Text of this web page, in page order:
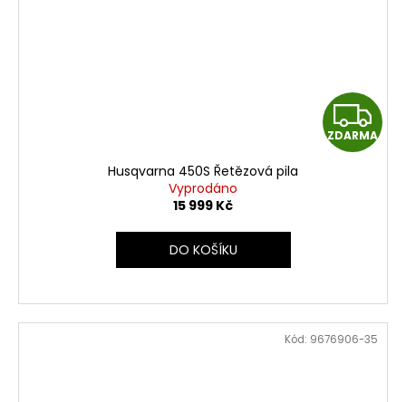
Z
D
A
ZDARMA
Husqvarna 450S Řetězová pila
Vyprodáno
15 999 Kč
DO KOŠÍKU
Kód: 9676906-35